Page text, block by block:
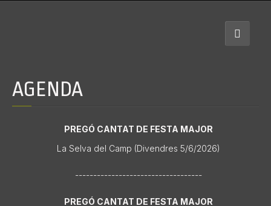
AGENDA
PREGÓ CANTAT DE FESTA MAJOR
La Selva del Camp (Divendres 5/6/2026)
-----------------------------------
PREGÓ CANTAT DE FESTA MAJOR